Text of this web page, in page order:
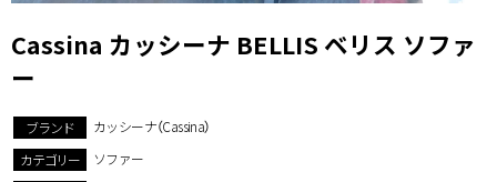
Cassina カッシーナ BELLIS ベリス ソファ
ー
ブランド
カッシーナ（Cassina）
カテゴリー
ソファー